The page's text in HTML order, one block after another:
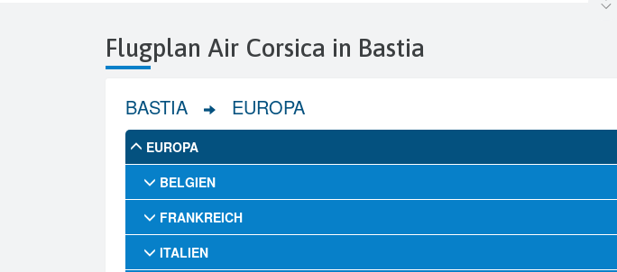
Flugplan Air Corsica in Bastia